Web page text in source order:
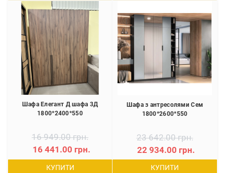
Шафа Елегант Д шафа 3Д
1800*2400*550
16 949.00 грн.
16 441.00 грн.
КУПИТИ
Шафа з антресолями Сем
1800*2600*550
23 642.00 грн.
22 934.00 грн.
КУПИТИ